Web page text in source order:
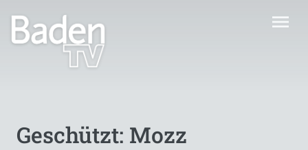
menu
Geschützt: Mozz